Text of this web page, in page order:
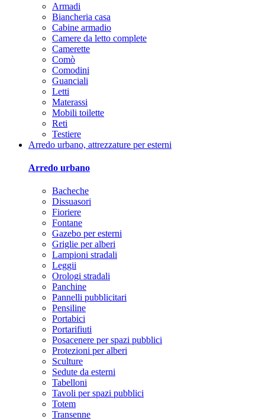
Armadi
Biancheria casa
Cabine armadio
Camere da letto complete
Camerette
Comò
Comodini
Guanciali
Letti
Materassi
Mobili toilette
Reti
Testiere
Arredo urbano, attrezzature per esterni
Arredo urbano
Bacheche
Dissuasori
Fioriere
Fontane
Gazebo per esterni
Griglie per alberi
Lampioni stradali
Leggii
Orologi stradali
Panchine
Pannelli pubblicitari
Pensiline
Portabici
Portarifiuti
Posacenere per spazi pubblici
Protezioni per alberi
Sculture
Sedute da esterni
Tabelloni
Tavoli per spazi pubblici
Totem
Transenne